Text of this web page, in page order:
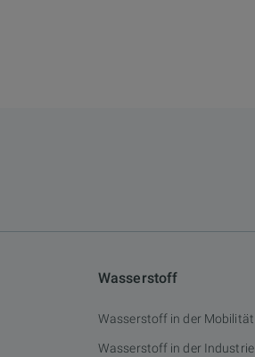
Wasserstoff
Wasserstoff in der Mobilität
Wasserstoff in der Industrie